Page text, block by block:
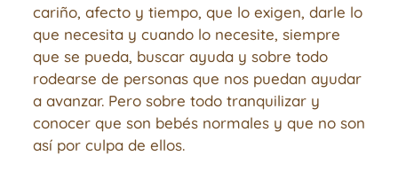
cariño, afecto y tiempo, que lo exigen, darle lo
que necesita y cuando lo necesite, siempre
que se pueda, buscar ayuda y sobre todo
rodearse de personas que nos puedan ayudar
a avanzar. Pero sobre todo tranquilizar y
conocer que son bebés normales y que no son
así por culpa de ellos.